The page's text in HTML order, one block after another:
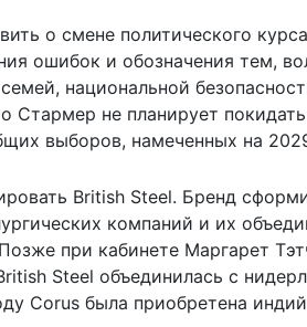
о смене политического
ошибок и обозначения тем,
национальной
Стармер не планирует
выборов, намеченных на
British Steel. Бренд
компаний и их
при кабинете Маргарет
Steel объединилась с
Corus была приобретена